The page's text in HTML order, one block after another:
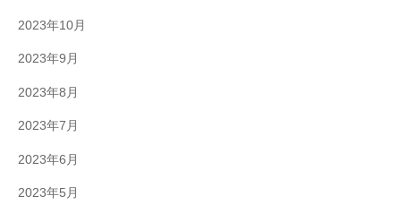
2023年10月
2023年9月
2023年8月
2023年7月
2023年6月
2023年5月